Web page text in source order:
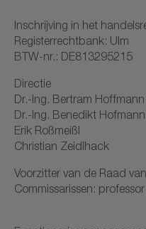
Inschrijving in het
Registerrechtbank: Ulm
BTW-nr.: DE813295215
Directie
Dr.-Ing. Bertram Hoffmann
Dr.-Ing. Benedikt Hofmann
Erik Roßmeißl
Christian Zeidlhack
Voorzitter van de Raad van
Commissarissen: